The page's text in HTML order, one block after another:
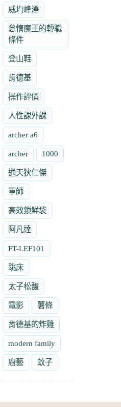
威均峰澤
怠惰魔王的轉職
條件
登山鞋
肯德基
操作評價
人性課外課
archer a6
archer 1000
通天狄仁傑
軍師
高效鎖鮮袋
阿凡達
FT-LEF101
跳床
太子松馥
電影 薯條
肯德基的炸雞
modern family
廚藝 蚊子